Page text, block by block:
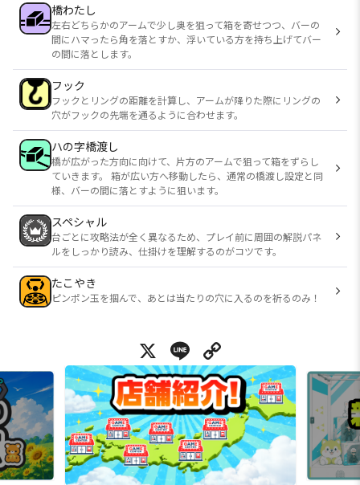
橋わたし
左右どちらかのアームで少し奥を狙って箱を寄せつつ、バーの
間にハマったら角を落とすか、浮いている方を持ち上げてバー
の間に落とします。
フック
フックとリングの距離を計算し、アームが降りた際にリングの
穴がフックの先端を通るように合わせます。
ハの字橋渡し
橋が広がった方向に向けて、片方のアームで狙って箱をずらし
ていきます。 箱が広い方へ移動したら、通常の橋渡し設定と同
様、バーの間に落とすように狙います。
スペシャル
台ごとに攻略法が全く異なるため、プレイ前に周囲の解説パネ
ルをしっかり読み、仕掛けを理解するのがコツです。
たこやき
ピンポン玉を掴んで、あとは当たりの穴に入るのを祈るのみ！
X Line